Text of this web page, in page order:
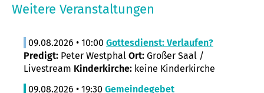
Weitere Veranstaltungen
09.08.2026 • 10:00 Gottesdienst: Verlaufen?
Predigt: Peter Westphal Ort: Großer Saal /
Livestream Kinderkirche: keine Kinderkirche
09.08.2026 • 19:30 Gemeindegebet